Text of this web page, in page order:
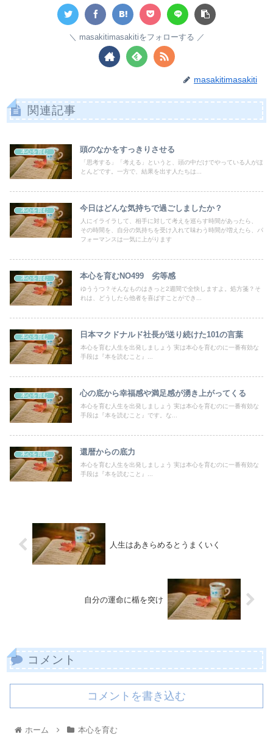
masakitimasakitiをフォローする
masakitimasakiti
関連記事
本心を育む 頭のなかをすっきりさせる
「思考する」「考える」というと、頭の中だけでやっている人がほ
とんどです。一方で、結果を出す人たちは...
本心を育む 今日はどんな気持ちで過ごしましたか？
人にイライラして、相手に対して考えを巡らす時間があったら、
その時間を、自分の気持ちを受け入れて味わう時間が増えたら、パ
フォーマンスは一気に上がります
本心を育む 本心を育むNO499 劣等感
ゆううつ？そんなものはきっと2週間で全快しますよ。処方箋？そ
れは、どうしたら他者を喜ばすことができ...
本心を育む 日本マクドナルド社長が送り続けた101の言葉
本心を育む人生を出発しましょう 実は本心を育むのに一番有効な
手段は『本を読むこと』...
本心を育む 心の底から幸福感や満足感が湧き上がってくる
本心を育む人生を出発しましょう 実は本心を育むのに一番有効な
手段は『本を読むこと』です。な...
本心を育む 還暦からの底力
本心を育む人生を出発しましょう 実は本心を育むのに一番有効な
手段は『本を読むこと』...
人生はあきらめるとうまくいく
自分の運命に楯を突け
コメント
コメントを書き込む
ホーム 本心を育む